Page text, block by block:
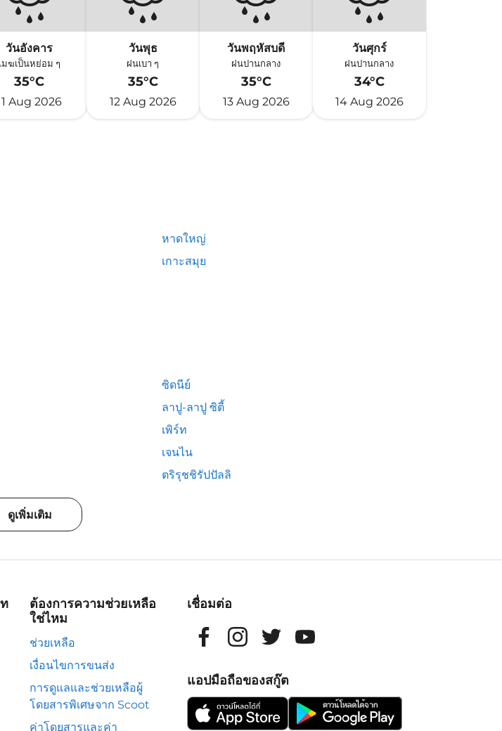
วันอังคาร
เมฆเป็นหย่อม ๆ
35°C
Aug 2026
วันพุธ
ฝนเบา ๆ
35°C
12 Aug 2026
วันพฤหัสบดี
ฝนปานกลาง
35°C
13 Aug 2026
วันศุกร์
ฝนปานกลาง
34°C
14 Aug 2026
หาดใหญ่
เกาะสมุย
ซิดนีย์
ลาปู-ลาปู ซิตี้
เพิร์ท
เจนไน
ตริรุชชิรัปปัลลิ
ดูเพิ่มเติม
ต้องการความช่วยเหลือ
ใช่ไหม
ช่วยเหลือ
เงื่อนไขการขนส่ง
การดูแลและช่วยเหลือผู้
โดยสารพิเศษจาก Scoot
ค่าโดยสารและค่า
เชื่อมต่อ
แอปมือถือของสกู๊ต